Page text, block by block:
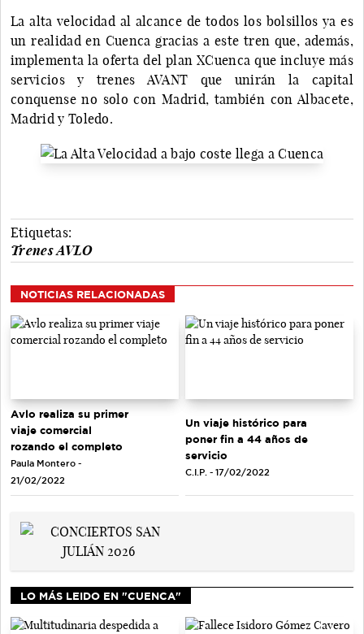
La alta velocidad al alcance de todos los bolsillos ya es
un realidad en Cuenca gracias a este tren que, además,
implementa la oferta del plan XCuenca que incluye más
servicios y trenes AVANT que unirán la capital
conquense no solo con Madrid, también con Albacete,
Madrid y Toledo.
Etiquetas:
Trenes AVLO
NOTICIAS RELACIONADAS
Avlo realiza su primer
viaje comercial
rozando el completo
Paula Montero -
21/02/2022
Un viaje histórico para
poner fin a 44 años de
servicio
C.I.P. - 17/02/2022
LO MÁS LEIDO EN "CUENCA"